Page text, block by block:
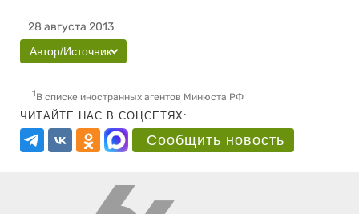
28 августа 2013
Автор/Источник
1В списке иностранных агентов Минюста РФ
ЧИТАЙТЕ НАС В СОЦСЕТЯХ:
Сообщить новость